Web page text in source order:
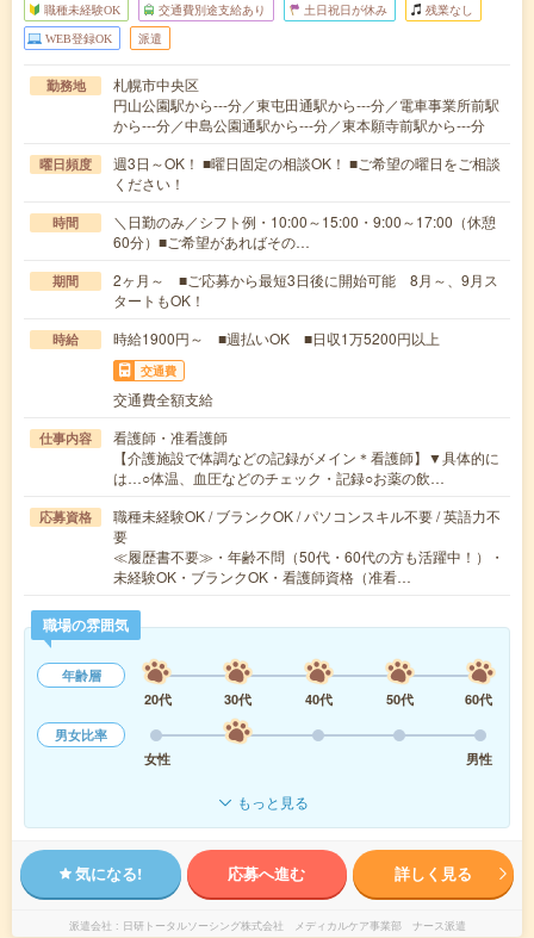
職種未経験OK 交通費別途支給あり 土日祝日が休み 残業なし
WEB登録OK 派遣
勤務地
札幌市中央区
円山公園駅から---分／東屯田通駅から---分／電車事業所前駅
から---分／中島公園通駅から---分／東本願寺前駅から---分
曜日頻度
週3日～OK！ ■曜日固定の相談OK！ ■ご希望の曜日をご相談
ください！
時間
＼日勤のみ／シフト例・10:00～15:00・9:00～17:00（休憩
60分）■ご希望があればその…
期間
2ヶ月～ ■ご応募から最短3日後に開始可能 8月～、9月ス
タートもOK！
時給 時給1900円～ ■週払いOK ■日収1万5200円以上
交通費
交通費全額支給
仕事内容
看護師・准看護師
【介護施設で体調などの記録がメイン＊看護師】▼具体的に
は…○体温、血圧などのチェック・記録○お薬の飲…
応募資格
職種未経験OK / ブランクOK / パソコンスキル不要 / 英語力不
要
≪履歴書不要≫・年齢不問（50代・60代の方も活躍中！）・
未経験OK・ブランクOK・看護師資格（准看…
職場の雰囲気
年齢層
20代
30代 40代 50代
60代
男女比率
女性
男性
もっと見る
気になる! 応募へ進む 詳しく見る
派遣会社 日研トータルソーシング株式会社 メディカルケア事業部 ナース派遣